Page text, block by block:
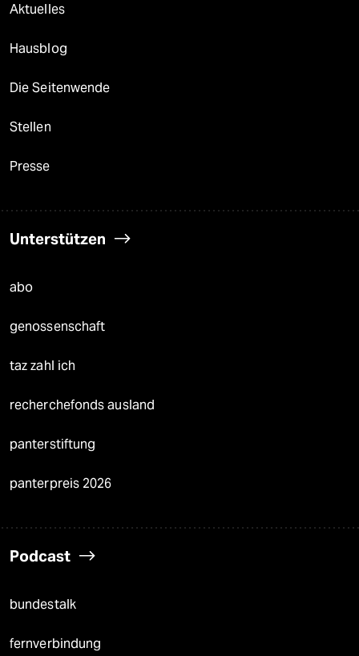
Aktuelles
Hausblog
Die Seitenwende
Stellen
Presse
Unterstützen
abo
genossenschaft
taz zahl ich
recherchefonds ausland
panterstiftung
panterpreis 2026
Podcast
bundestalk
fernverbindung